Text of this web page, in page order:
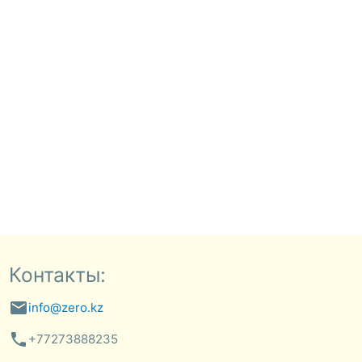
Контакты:
emailinfo@zero.kz
phone +77273888235